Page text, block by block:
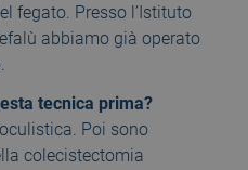
fegato. Presso l’Istituto
abbiamo già operato
tecnica prima?
Poi sono
colecistectomia